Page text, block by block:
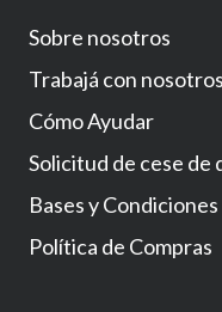
Sobre nosotros
Trabajá con nosotros
Cómo Ayudar
Solicitud de cese de
Bases y
Política de Compras